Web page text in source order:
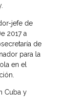
jefe de
2017 a
de
para la
en el
Cuba y